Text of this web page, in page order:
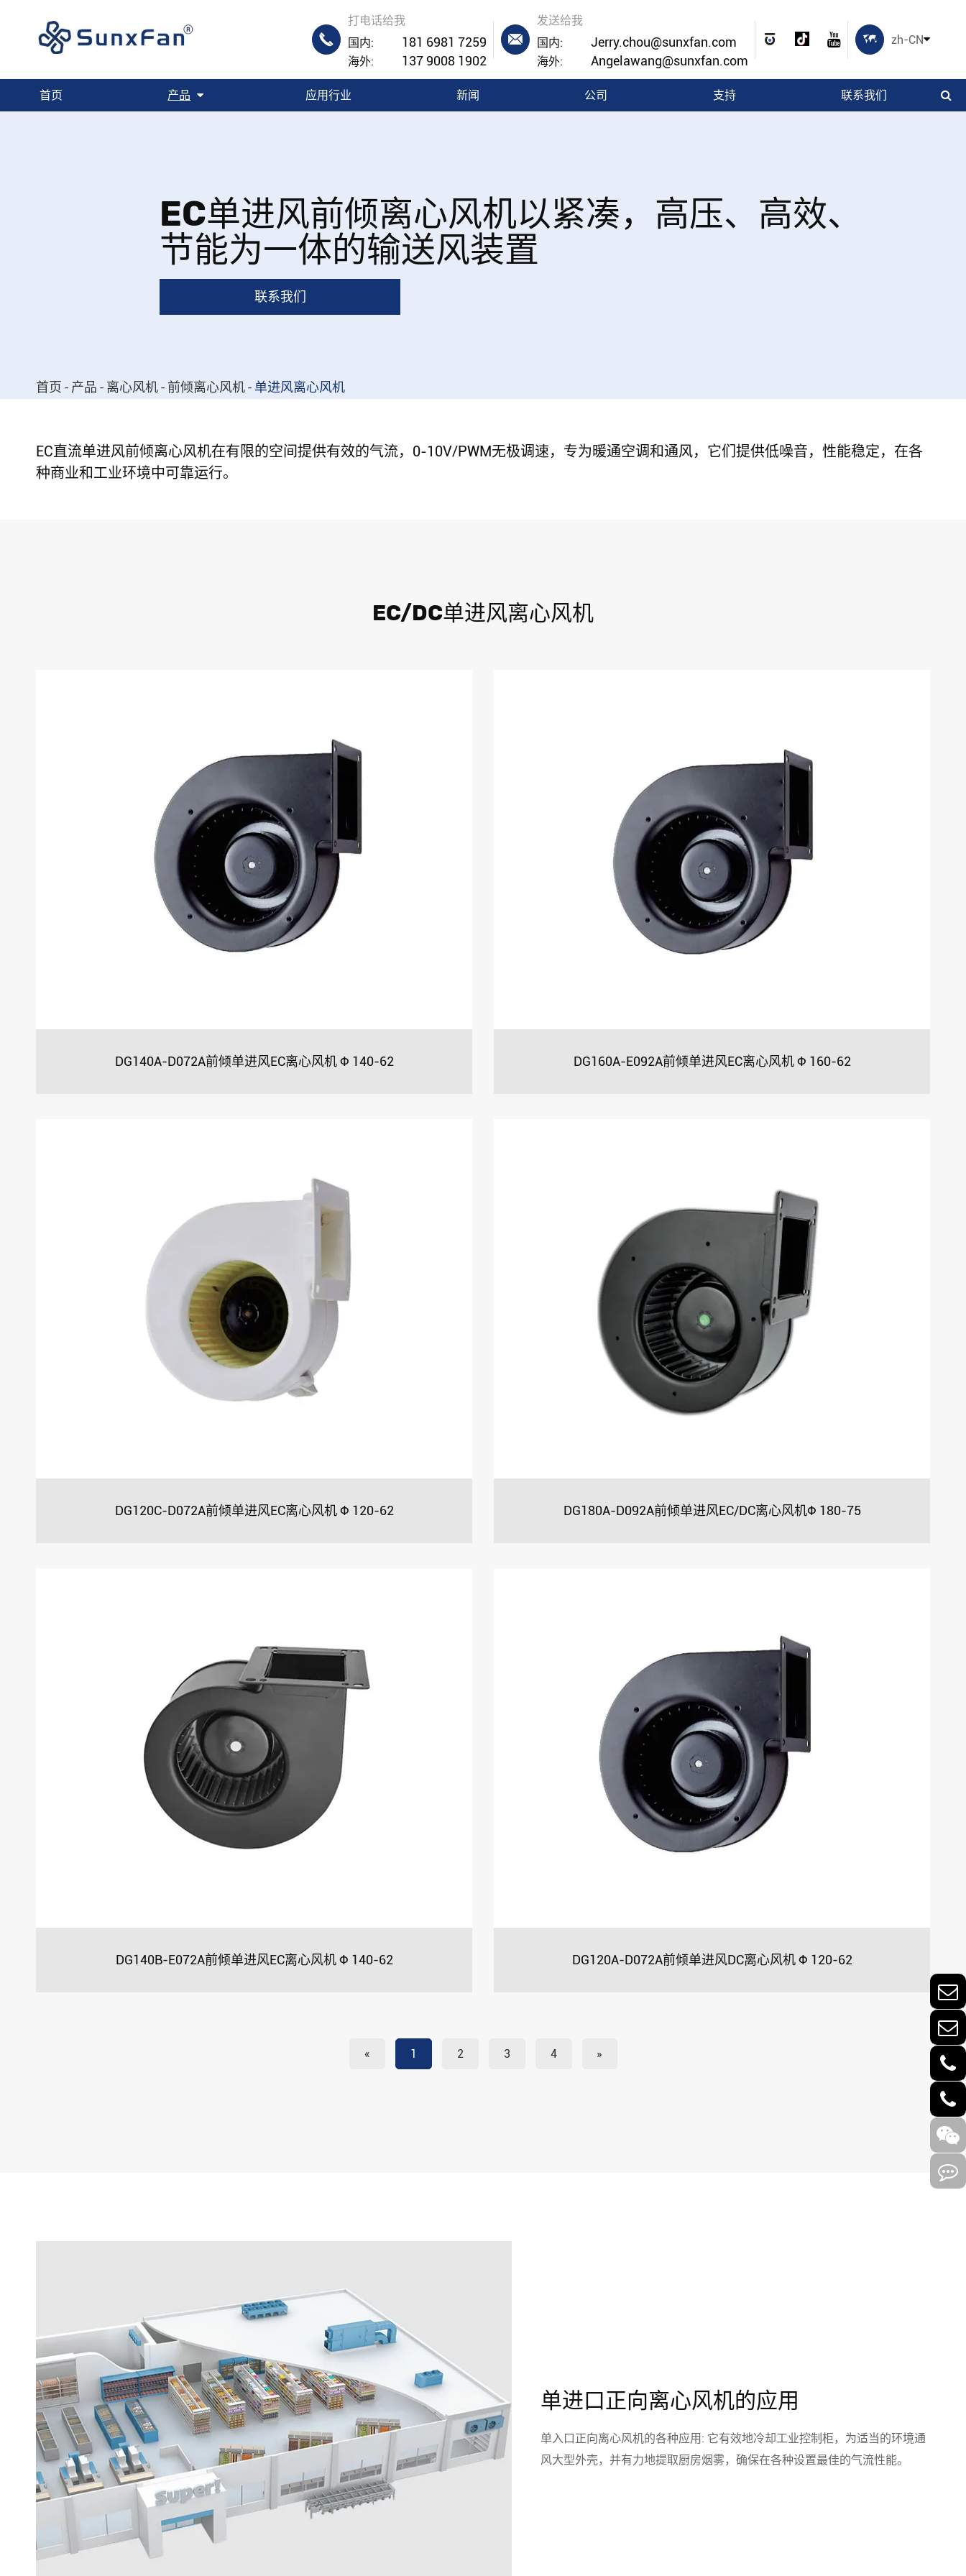

打电话给我
国内:
181 6981 7259
海外: 137 9008 1902

发送给我
国内:
Jerry.chou@sunxfan.com
海外: Angelawang@sunxfan.com
 zh-CN
首页 产品 应用行业 新闻 公司 支持 联系我们
EC单进风前倾离心风机以紧凑，高压、高效、
节能为一体的输送风装置
联系我们
首页 产品 离心风机 前倾离心风机 单进风离心风机
EC直流单进风前倾离心风机在有限的空间提供有效的气流，0-10V/PWM无极调速，专为暖通空调和通风，它们提供低噪音，性能稳定，在各
种商业和工业环境中可靠运行。
EC/DC单进风离心风机
DG140A-D072A前倾单进风EC离心风机 Φ 140-62 DG160A-E092A前倾单进风EC离心风机 Φ 160-62
DG120C-D072A前倾单进风EC离心风机 Φ 120-62 DG180A-D092A前倾单进风EC/DC离心风机Φ 180-75
DG140B-E072A前倾单进风EC离心风机 Φ 140-62 DG120A-D072A前倾单进风DC离心风机 Φ 120-62
« 1 2 3 4 »
单进口正向离心风机的应用
单入口正向离心风机的各种应用: 它有效地冷却工业控制柜，为适当的环境通
风大型外壳，并有力地提取厨房烟雾，确保在各种设置最佳的气流性能。